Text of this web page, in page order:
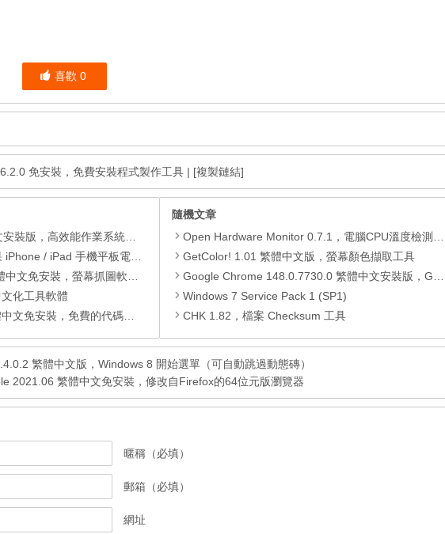
喜歡 0
免安裝，免費安裝程式製作工具 | [複製鏈結]
，高效能作業系統清理軟體
手機平板電腦管理備份還原軟體
，螢幕抓圖軟體，1.3.315 安裝版
化工具軟體
免安裝，免費的代碼編輯器
隨機文章
Open Hardware Monitor 0.7.1，電腦CPU溫度檢測軟體
GetColor! 1.01 繁體中文版，螢幕顏色擷取工具
Google Chrome 148.0.7730.0 繁體中文安裝版，Google瀏覽器
Windows 7 Service Pack 1 (SP1)
CHK 1.82，檔案 Checksum 工具
繁體中文版，Windows 8 開始選單（可自動跳過動態磚）
2021.06 繁體中文免安裝，修改自Firefox的64位元版瀏覽器
暱稱（必填）
郵箱（必填）
網址